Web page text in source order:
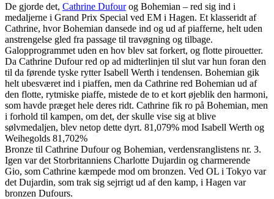
De gjorde det, Cathrine Dufourog Bohemian – red sig ind i
medaljerne i Grand Prix Special ved EM i Hagen. Et klasseridt af
Cathrine, hvor Bohemian dansede ind og ud af piafferne, helt uden
anstrengelse gled fra passage til travøgning og tilbage.
Galopprogrammet uden en hov blev sat forkert, og flotte pirouetter.
Da Cathrine Dufour red op ad midterlinjen til slut var hun foran den
til da førende tyske rytter Isabell Werth i tendensen. Bohemian gik
helt ubesværet ind i piaffen, men da Cathrine red Bohemian ud af
den flotte, rytmiske piaffe, mistede de to et kort øjeblik den harmoni,
som havde præget hele deres ridt. Cathrine fik ro på Bohemian, men
i forhold til kampen, om det, der skulle vise sig at blive
sølvmedaljen, blev netop dette dyrt. 81,079% mod Isabell Werth og
Weihegolds 81,702%
Bronze til Cathrine Dufour og Bohemian, verdensranglistens nr. 3.
Igen var det Storbritanniens Charlotte Dujardin og charmerende
Gio, som Cathrine kæmpede mod om bronzen. Ved OL i Tokyo var
det Dujardin, som trak sig sejrrigt ud af den kamp, i Hagen var
bronzen Dufours.